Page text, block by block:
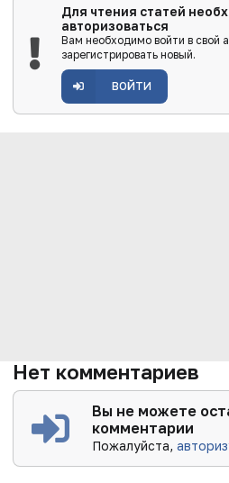
Для чтения статей
авторизоваться
Вам необходимо войти в свой
зарегистрировать новый.
ВОЙТИ
Нет комментариев
Вы не можете
комментарии
Пожалуйста,